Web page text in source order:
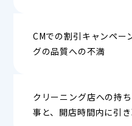
CMでの割引キャンペー
グの品質への不満
クリーニング店への持
事と、開店時間内に引